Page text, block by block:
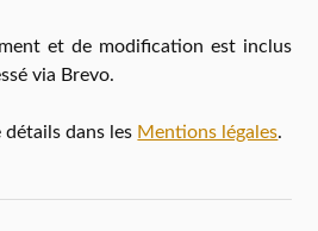
et de modification est inclus
via Brevo.
dans les Mentions légales.